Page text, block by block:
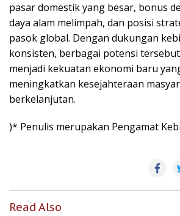
pasar domestik yang besar, bonus
daya alam melimpah, dan posisi
pasok global. Dengan dukungan
konsisten, berbagai potensi
menjadi kekuatan ekonomi baru
meningkatkan kesejahteraan
berkelanjutan.
)* Penulis merupakan Pengamat
Read Also